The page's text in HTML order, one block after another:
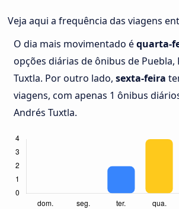
Veja aqui a frequência das viagens
O dia mais movimentado équarta-
opções diárias de ônibus de Puebla,
Tuxtla. Por outro lado, sexta-feira
viagens, com apenas 1 ônibus
Andrés Tuxtla.